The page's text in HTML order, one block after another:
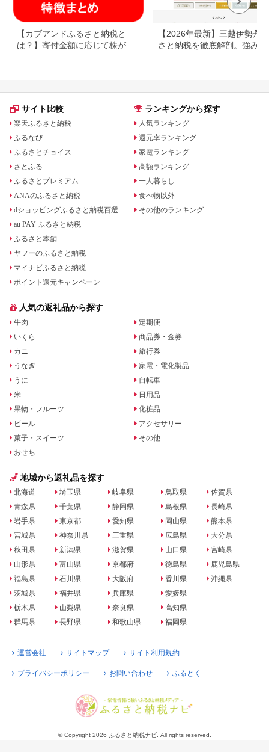
【カブアンドふるさと納税と
は？】寄付金額に応じて株がも
【2026年最新】三越伊勢丹
さと納税を徹底解剖。強みと
サイト比較
楽天ふるさと納税
ふるなび
ふるさとチョイス
さとふる
ふるさとプレミアム
ANAのふるさと納税
dショッピングふるさと納税百選
au PAY ふるさと納税
ふるさと本舗
ヤフーのふるさと納税
マイナビふるさと納税
ポイント還元キャンペーン
ランキングから探す
人気ランキング
還元率ランキング
家電ランキング
高額ランキング
一人暮らし
食べ物以外
その他のランキング
人気の返礼品から探す
牛肉
いくら
カニ
うなぎ
うに
米
果物・フルーツ
ビール
菓子・スイーツ
おせち
定期便
商品券・金券
旅行券
家電・電化製品
自転車
日用品
化粧品
アクセサリー
その他
地域から返礼品を探す
北海道
青森県
岩手県
宮城県
秋田県
山形県
福島県
茨城県
栃木県
群馬県
埼玉県
千葉県
東京都
神奈川県
新潟県
富山県
石川県
福井県
山梨県
長野県
岐阜県
静岡県
愛知県
三重県
滋賀県
京都府
大阪府
兵庫県
奈良県
和歌山県
鳥取県
島根県
岡山県
広島県
山口県
徳島県
香川県
愛媛県
高知県
福岡県
佐賀県
長崎県
熊本県
大分県
宮崎県
鹿児島県
沖縄県
運営会社 サイトマップ サイト利用規約
プライバシーポリシー お問い合わせ ふるとく
© Copyright 2026 ふるさと納税ナビ. All rights reserved.